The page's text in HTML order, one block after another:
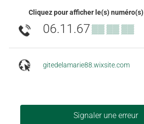
Cliquez pour afficher le(s) numéro(s)
06.11.67▒▒ ▒▒ ▒▒
gitedelamarie88.wixsite.com
Signaler une erreur